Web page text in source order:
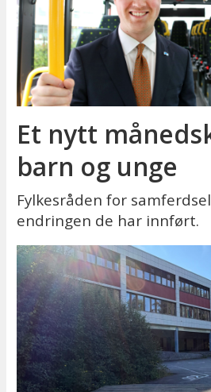
Et nytt
barn og unge
Fylkesråden for
endringen de har innført.